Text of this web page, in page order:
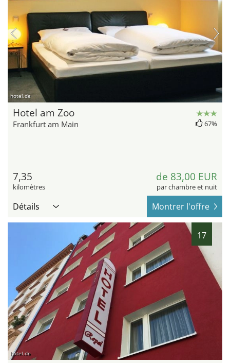
hotel.de
Hotel am Zoo
Frankfurt am Main 67%
7,35
kilomètres
de 83,00 EUR
par chambre et nuit
Détails Montrer l'offre
17
hotel.de